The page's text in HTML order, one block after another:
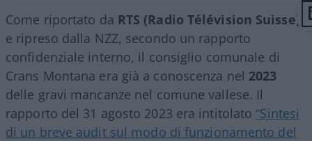
Come riportato da RTS (Radio Télévision Suisse)
e ripreso dalla NZZ, secondo un rapporto
confidenziale interno, il consiglio comunale di
Crans Montana era già a conoscenza nel 2023
delle gravi mancanze nel comune vallese. Il
rapporto del 31 agosto 2023 era intitolato“Sintesi
di un breve audit sul modo di funzionamento del